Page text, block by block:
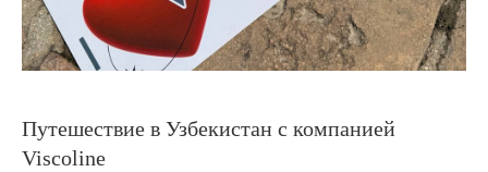
Путешествие в Узбекистан с компанией
Viscoline